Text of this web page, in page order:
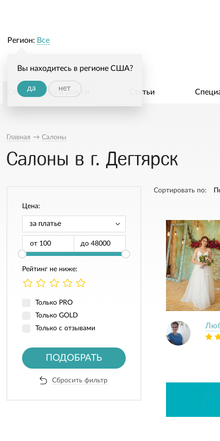
Регион: Все
Вы находитесь в регионе США?
да нет
Специалисты и услуги Статьи
Главная → Салоны
Салоны в г. Дегтярск
Цена:
от до
Рейтинг не ниже:
Только PRO
Только GOLD
Только с отзывами
ПОДОБРАТЬ
Сбросить фильтр
Сортировать по: